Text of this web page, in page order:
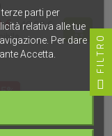
€ 149,90 €
parti per
relativa alle tue
Per dare il
Accetta.
FILTRO